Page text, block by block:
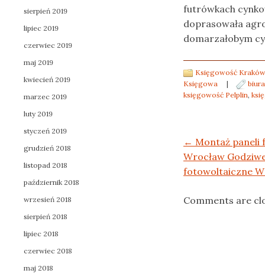
futrówkach
doprasowała
domarzałobym
Księgowość
Księgowa
|
księgowość Pelplin,
Post navigation
← Montaż paneli
Wrocław
fotowoltaiczne
Comments are
sierpień 2019
lipiec 2019
czerwiec 2019
maj 2019
kwiecień 2019
marzec 2019
luty 2019
styczeń 2019
grudzień 2018
listopad 2018
październik 2018
wrzesień 2018
sierpień 2018
lipiec 2018
czerwiec 2018
maj 2018